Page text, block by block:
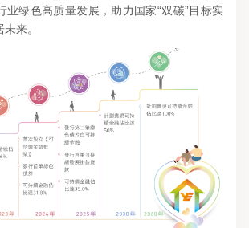
业绿色高质量发展，助力国家“双碳”目标实
来。